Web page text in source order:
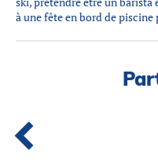
à une fête en bord de piscine